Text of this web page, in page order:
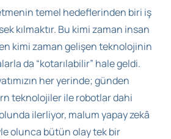
temel hedeflerinden biri iş
kılmaktır. Bu kimi zaman insan
kimi zaman gelişen teknolojinin
da “kotarılabilir” hale geldi.
her yerinde; günden
teknolojiler ile robotlar dahi
ilerliyor, malum yapay zekâ
olunca bütün olay tek bir